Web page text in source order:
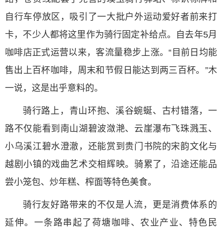
自行车停放区，吸引了一大批户外运动爱好者前来打
卡，不少人都将这里作为骑行固定补给点。自去年5月
咖啡店正式运营以来，客流量稳步上涨。“目前日均能
售出上百杯咖啡，周末和节假日能达到两三百杯。”木
一说，这是出乎意料的。
骑行路上，青山环抱、溪谷蜿蜒、古村错落，一
路不仅能看到南山湖碧波潋滟、云崖瀑布飞珠溅玉、
小乌溪江碧水澄澈，还能赏到贵门书院的宋韵文化与
越剧小镇的戏曲艺术交相辉映。骑累了，沿途还能品
尝小笼包、炒年糕、榨面等特色美食。
骑行友好路带来的不仅是人流，更是消费体系的
延伸。一条路串起了荷塘咖啡、农业产业、特色民